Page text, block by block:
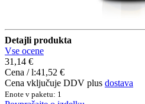
Detajli produkta
Vse ocene
31,14 €
Cena / l:41,52 €
Cena vključuje DDV plus dostava
Enote v paketu: 1